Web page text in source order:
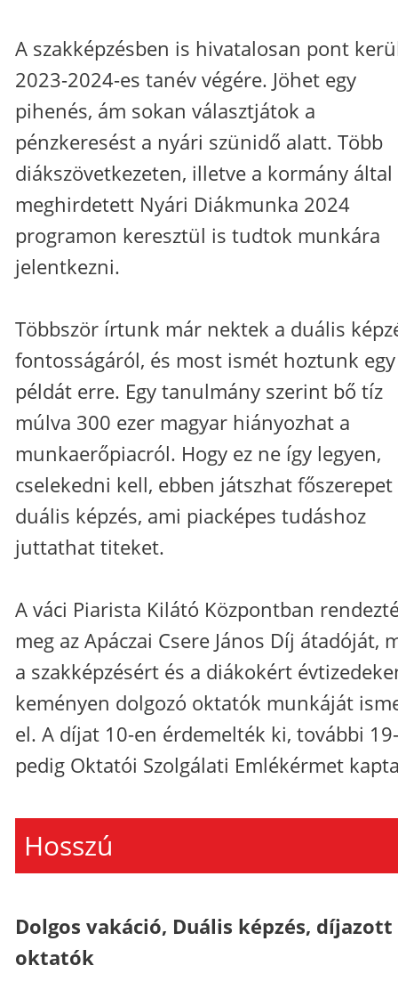
A szakképzésben is hivatalosan pont
2023-2024-es tanév végére. Jöhet egy
pihenés, ám sokan választjátok a
pénzkeresést a nyári szünidő alatt. Több
diákszövetkezeten, illetve a kormány által
meghirdetett Nyári Diákmunka 2024
programon keresztül is tudtok munkára
jelentkezni.
Többször írtunk már nektek a duális
fontosságáról, és most ismét hoztunk
példát erre. Egy tanulmány szerint bő tíz
múlva 300 ezer magyar hiányozhat a
munkaerőpiacról. Hogy ez ne így legyen,
cselekedni kell, ebben játszhat főszerepet
duális képzés, ami piacképes tudáshoz
juttathat titeket.
A váci Piarista Kilátó Központban
meg az Apáczai Csere János Díj átadóját,
a szakképzésért és a diákokért
keményen dolgozó oktatók munkáját
el. A díjat 10-en érdemelték ki, további
pedig Oktatói Szolgálati Emlékérmet
Hosszú
Dolgos vakáció, Duális képzés, díjazott
oktatók